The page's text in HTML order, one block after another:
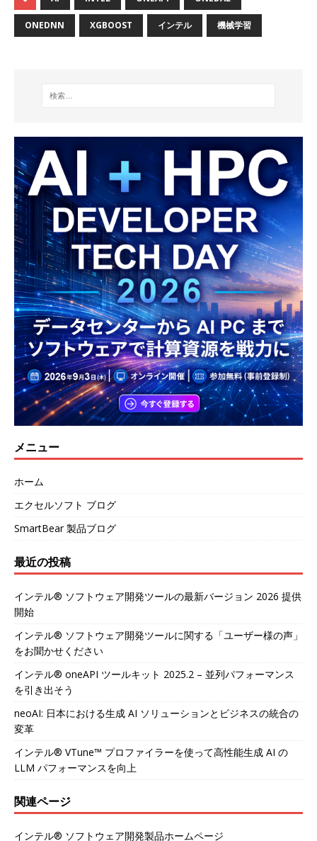
ONEDNN XGBOOST インテル 機械学習
メニュー
ホーム
エクセルソフト ブログ
SmartBear 製品ブログ
最近の投稿
インテル® ソフトウェア開発ツールの最新バージョン 2026 提供
開始
インテル® ソフトウェア開発ツールに関する「ユーザー様の声」
をお聞かせください
インテル® oneAPI ツールキット 2025.2 – 並列パフォーマンス
を引き出そう
neoAI: 日本における生成 AI ソリューションとビジネスの統合の
変革
インテル® VTune™ プロファイラーを使って高性能生成 AI の
LLM パフォーマンスを向上
関連ページ
インテル® ソフトウェア開発製品ホームページ